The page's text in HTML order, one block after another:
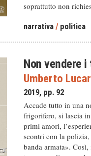
soprattutto non
narrativa / politica
Non vendere
Umberto
2019, pp. 92
Accade tutto in una
frigorifero, si lascia
primi amori,
scontri con la
banda armata».